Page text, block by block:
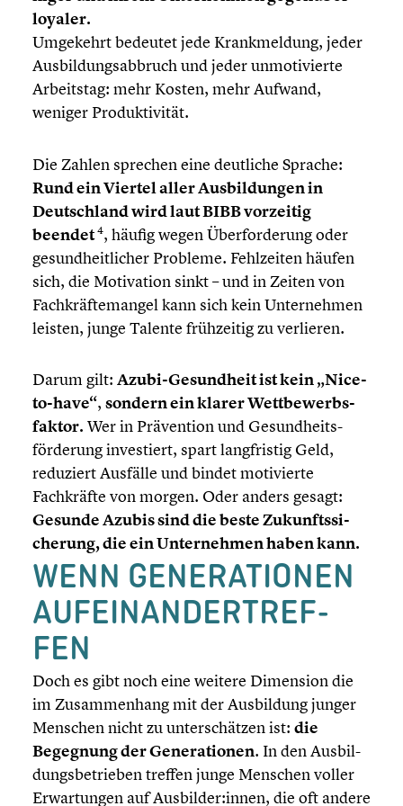
loyaler.
Umgekehrt bedeutet jede Krank­mel­dung, jeder
Ausbil­dungs­ab­bruch und jeder unmoti­vierte
Arbeits­tag: mehr Kosten, mehr Aufwand,
weniger Produk­ti­vi­tät.
Die Zahlen sprechen eine deutliche Sprache:
Rund ein Viertel aller Ausbil­dun­gen in
Deutsch­land wird laut BIBB vorzeitig
beendet4, häufig wegen Überfor­de­rung oder
gesund­heit­li­cher Probleme. Fehlzei­ten häufen
sich, die Motiva­tion sinkt – und in Zeiten von
Fachkräf­te­man­gel kann sich kein Unter­neh­men
leisten, junge Talente frühzei­tig zu verlieren.
Darum gilt: Azubi-Gesundheit ist kein „Nice-
to-have“, sondern ein klarer Wettbe­werbs­
fak­tor. Wer in Präven­tion und Gesundheits­
förderung inves­tiert, spart langfris­tig Geld,
reduziert Ausfälle und bindet motivierte
Fachkräfte von morgen. Oder anders gesagt:
Gesunde Azubis sind die beste Zukunfts­si­
che­rung, die ein Unter­neh­men haben kann.
WENN GENERA­TIO­NEN
AUFEIN­AN­DER­TREF­
FEN
Doch es gibt noch eine weitere Dimension die
im Zusam­men­hang mit der Ausbil­dung junger
Menschen nicht zu unter­schät­zen ist: die
Begegnung der Genera­tio­nen. In den Ausbil­
dungs­be­trie­ben treffen junge Menschen voller
Erwar­tun­gen auf Ausbilder:innen, die oft andere